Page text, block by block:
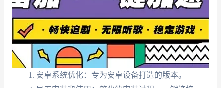
安卓系统优化：专为安卓设备打造的版本。